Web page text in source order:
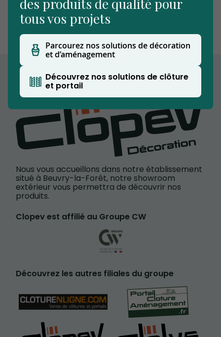
Nous vous accueillons dans notre établissement
situé à Beuvry-la-Forêt, notre showroom
extérieur vous permettra de découvrir nos
produits.
Clopev est affilié au Groupe CW
Découvrez les autres filiales du groupe
des produits de qualité pour
tous vos projets
Parcourez nos solutions de décoration
et d’aménagement
Découvrez nos solutions de clôture
et portail